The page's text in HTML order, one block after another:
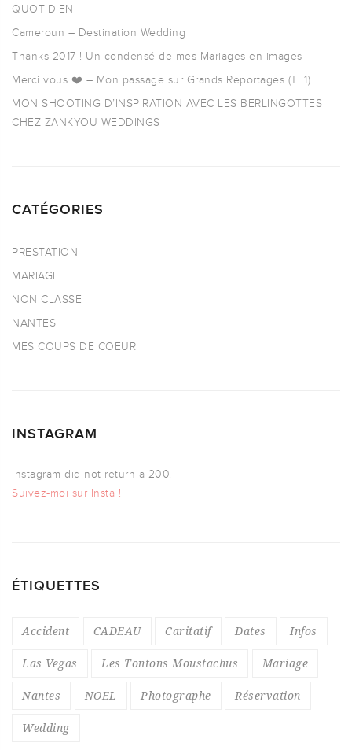
QUOTIDIEN
Cameroun – Destination Wedding
Thanks 2017 ! Un condensé de mes Mariages en images
Merci vous ❤️ – Mon passage sur Grands Reportages (TF1)
MON SHOOTING D’INSPIRATION AVEC LES BERLINGOTTES
CHEZ ZANKYOU WEDDINGS
CATÉGORIES
PRESTATION
MARIAGE
NON CLASSE
NANTES
MES COUPS DE COEUR
INSTAGRAM
Instagram did not return a 200.
Suivez-moi sur Insta !
ÉTIQUETTES
Accident CADEAU Caritatif Dates Infos
Las Vegas Les Tontons Moustachus Mariage
Nantes NOEL Photographe Réservation
Wedding